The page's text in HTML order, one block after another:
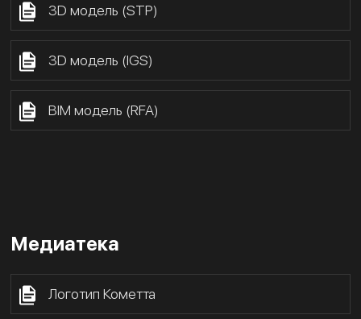
3D модель (STP)
3D модель (IGS)
BIM модель (RFA)
Медиатека
Логотип Кометта